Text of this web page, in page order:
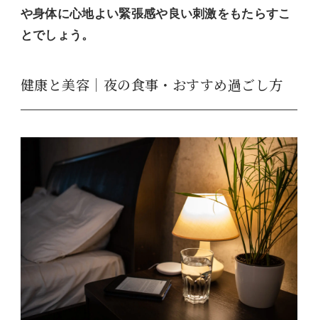
や身体に心地よい緊張感や良い刺激をもたらすこ
とでしょう。
健康と美容｜夜の食事・おすすめ過ごし方